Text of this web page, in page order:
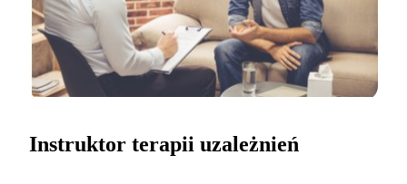
Instruktor terapii uzależnień